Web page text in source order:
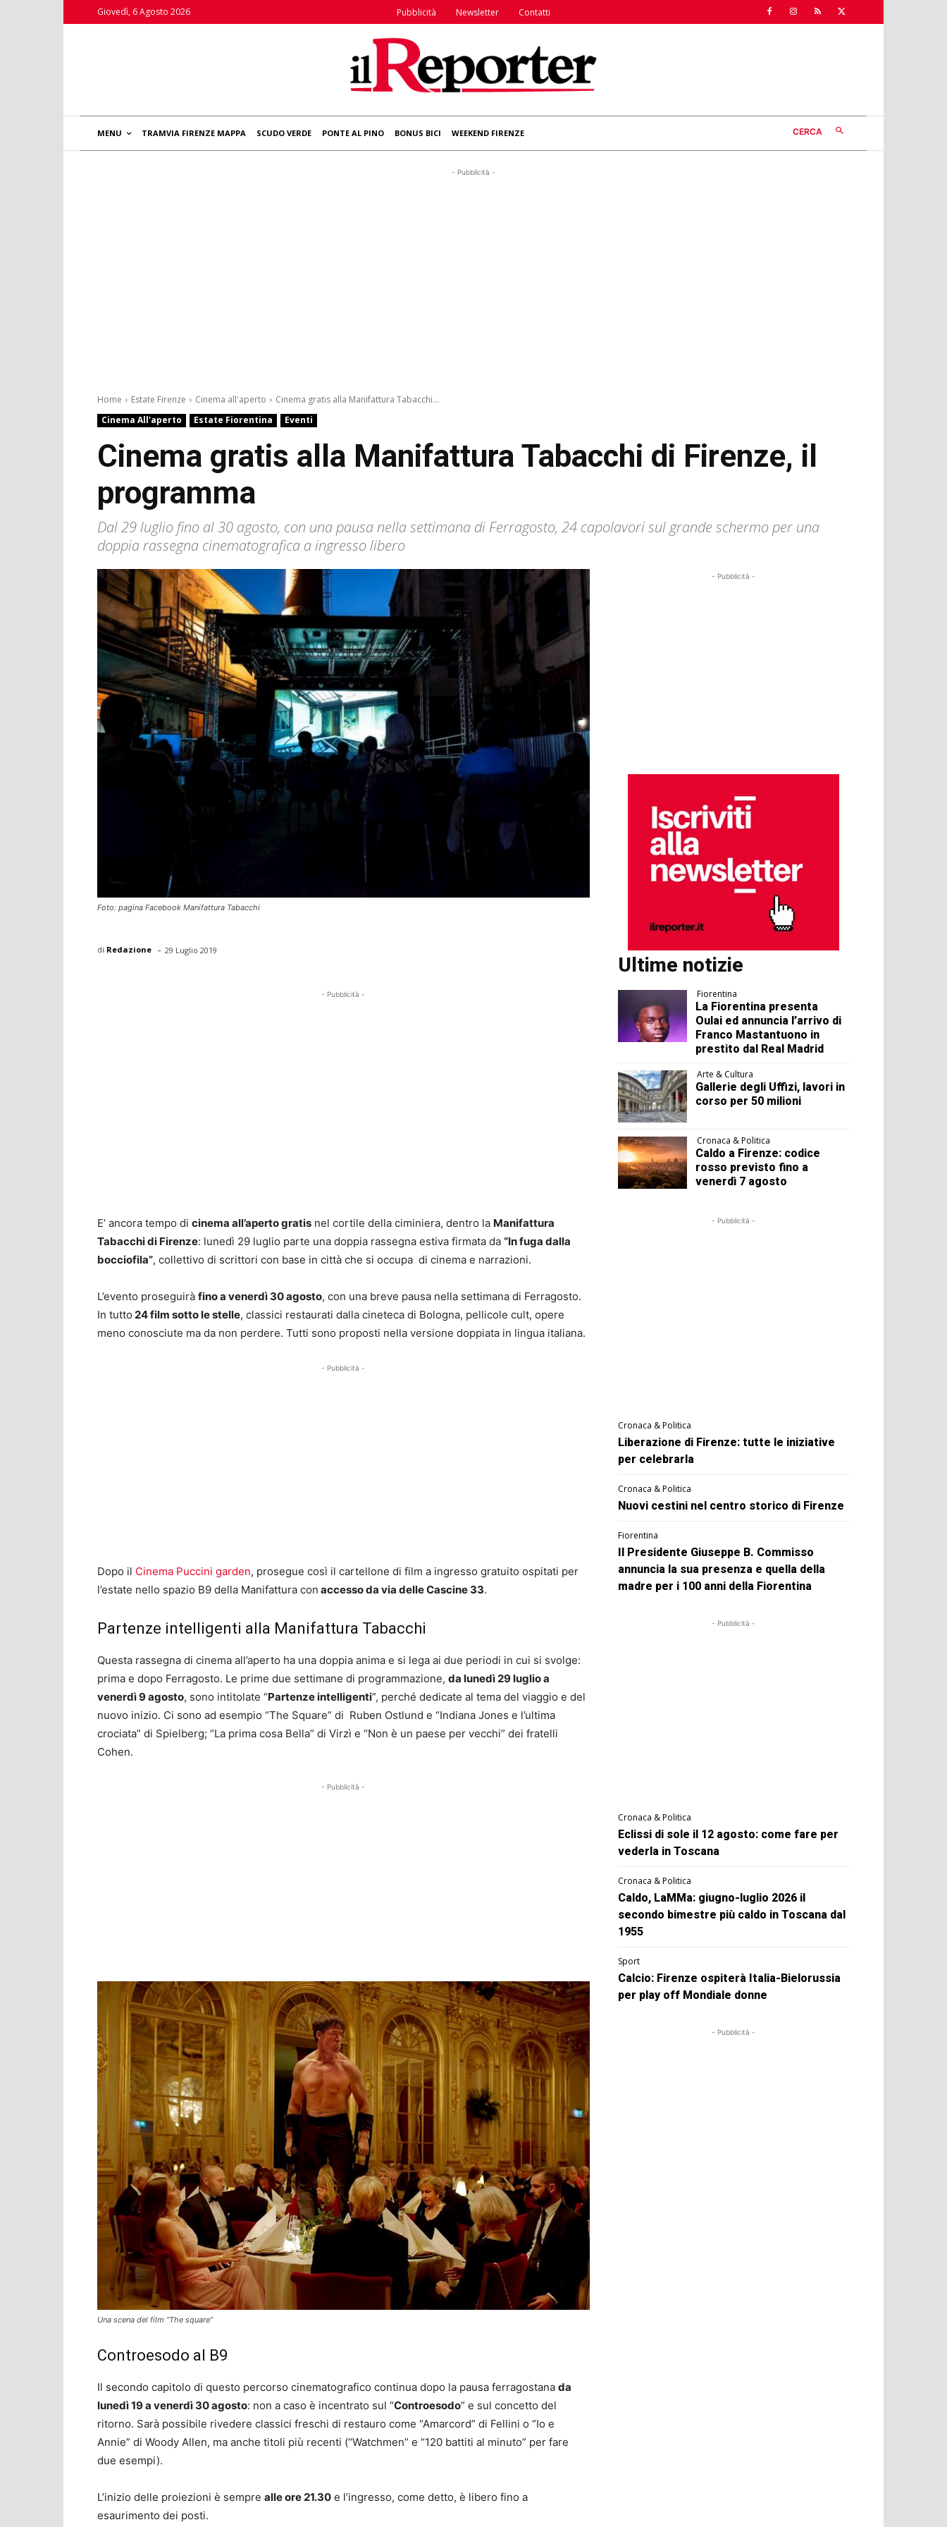
Giovedì, 6 Agosto 2026 Pubblicità Newsletter Contatti
MENU TRAMVIA FIRENZE MAPPA SCUDO VERDE PONTE AL PINO BONUS BICI WEEKEND FIRENZE CERCA
- Pubblicità -
Home Estate Firenze Cinema all'aperto
Cinema gratis alla Manifattura Tabacchi...
Cinema All'aperto
Estate Fiorentina Eventi
Cinema gratis alla Manifattura Tabacchi di Firenze, il
programma
Dal 29 luglio fino al 30 agosto, con una pausa nella settimana di Ferragosto, 24 capolavori sul grande schermo per una
doppia rassegna cinematografica a ingresso libero
Foto: pagina Facebook Manifattura Tabacchi
di Redazione - 29 Luglio 2019
- Pubblicità -
E’ ancora tempo di cinema all’aperto gratis nel cortile della ciminiera, dentro la Manifattura
Tabacchi di Firenze: lunedì 29 luglio parte una doppia rassegna estiva firmata da “In fuga dalla
bocciofila”, collettivo di scrittori con base in città che si occupa di cinema e narrazioni.
L’evento proseguirà fino a venerdì 30 agosto, con una breve pausa nella settimana di Ferragosto.
In tutto 24 film sotto le stelle, classici restaurati dalla cineteca di Bologna, pellicole cult, opere
meno conosciute ma da non perdere. Tutti sono proposti nella versione doppiata in lingua italiana.
- Pubblicità -
Dopo il Cinema Puccini garden, prosegue così il cartellone di film a ingresso gratuito ospitati per
l’estate nello spazio B9 della Manifattura con accesso da via delle Cascine 33.
Partenze intelligenti alla Manifattura Tabacchi
Questa rassegna di cinema all’aperto ha una doppia anima e si lega ai due periodi in cui si svolge:
prima e dopo Ferragosto. Le prime due settimane di programmazione, da lunedì 29 luglio a
venerdì 9 agosto, sono intitolate “Partenze intelligenti”, perché dedicate al tema del viaggio e del
nuovo inizio. Ci sono ad esempio “The Square” di Ruben Ostlund e “Indiana Jones e l’ultima
crociata” di Spielberg; “La prima cosa Bella” di Virzì e “Non è un paese per vecchi” dei fratelli
Cohen.
- Pubblicità -
Una scena del film “The square”
Controesodo al B9
Il secondo capitolo di questo percorso cinematografico continua dopo la pausa ferragostana da
lunedì 19 a venerdì 30 agosto: non a caso è incentrato sul “Controesodo” e sul concetto del
ritorno. Sarà possibile rivedere classici freschi di restauro come “Amarcord” di Fellini o “Io e
Annie” di Woody Allen, ma anche titoli più recenti (“Watchmen” e “120 battiti al minuto” per fare
due esempi).
L’inizio delle proiezioni è sempre alle ore 21.30 e l’ingresso, come detto, è libero fino a
esaurimento dei posti.
- Pubblicità -
Ultime notizie
Fiorentina
La Fiorentina presenta
Oulai ed annuncia l’arrivo di
Franco Mastantuono in
prestito dal Real Madrid
Arte & Cultura
Gallerie degli Uffizi, lavori in
corso per 50 milioni
Cronaca & Politica
Caldo a Firenze: codice
rosso previsto fino a
venerdì 7 agosto
- Pubblicità -
Cronaca & Politica
Liberazione di Firenze: tutte le iniziative
per celebrarla
Cronaca & Politica
Nuovi cestini nel centro storico di Firenze
Fiorentina
Il Presidente Giuseppe B. Commisso
annuncia la sua presenza e quella della
madre per i 100 anni della Fiorentina
- Pubblicità -
Cronaca & Politica
Eclissi di sole il 12 agosto: come fare per
vederla in Toscana
Cronaca & Politica
Caldo, LaMMa: giugno-luglio 2026 il
secondo bimestre più caldo in Toscana dal
1955
Sport
Calcio: Firenze ospiterà Italia-Bielorussia
per play off Mondiale donne
- Pubblicità -